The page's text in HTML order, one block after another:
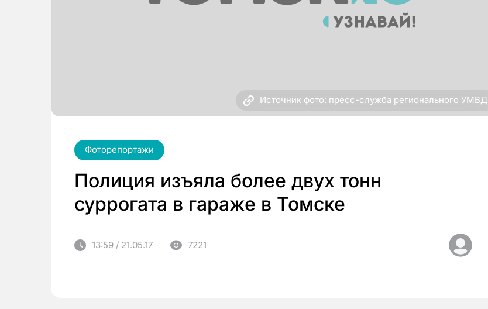
Источник фото: пресс-служба регионального УМВД
Фоторепортажи
Полиция изъяла более двух тонн
суррогата в гараже в Томске
13:59 / 21.05.17 7221